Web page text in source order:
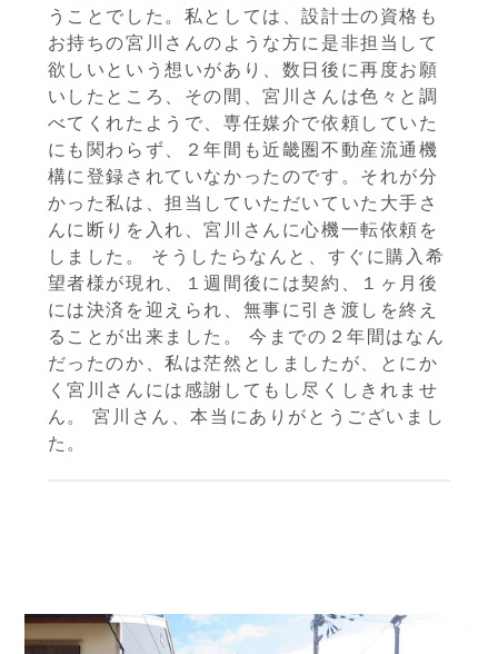
うことでした。私としては、設計士の資格も
お持ちの宮川さんのような方に是非担当して
欲しいという想いがあり、数日後に再度お願
いしたところ、その間、宮川さんは色々と調
べてくれたようで、専任媒介で依頼していた
にも関わらず、２年間も近畿圏不動産流通機
構に登録されていなかったのです。それが分
かった私は、担当していただいていた大手さ
んに断りを入れ、宮川さんに心機一転依頼を
しました。 そうしたらなんと、すぐに購入希
望者様が現れ、１週間後には契約、１ヶ月後
には決済を迎えられ、無事に引き渡しを終え
ることが出来ました。 今までの２年間はなん
だったのか、私は茫然としましたが、とにか
く宮川さんには感謝してもし尽くしきれませ
ん。 宮川さん、本当にありがとうございまし
た。